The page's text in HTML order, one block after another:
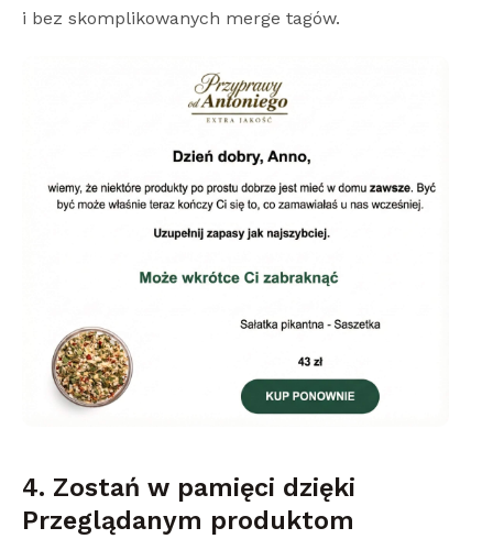
i bez skomplikowanych merge tagów.
4. Zostań w pamięci dzięki
Przeglądanym produktom